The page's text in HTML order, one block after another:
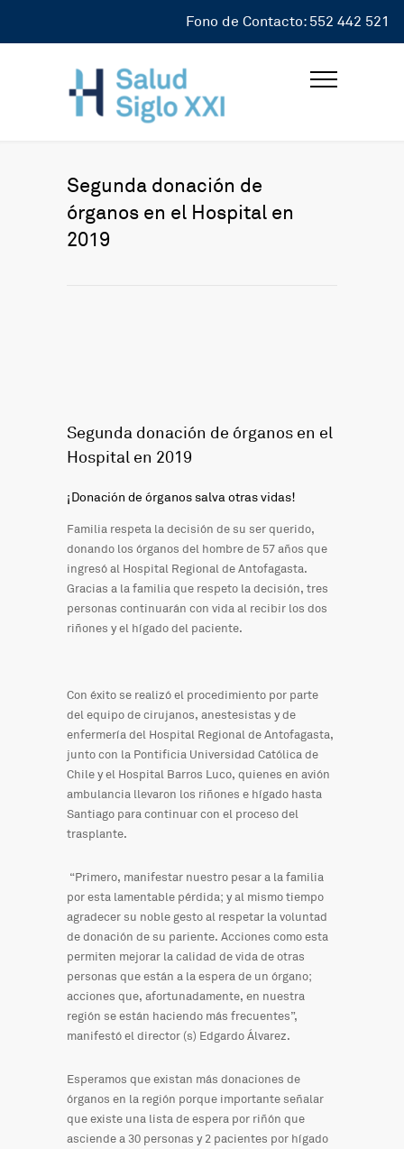
Fono de Contacto: 552 442 521
Segunda donación de
órganos en el Hospital en
2019
Segunda donación de órganos en el
Hospital en 2019
¡Donación de órganos salva otras vidas!
Familia respeta la decisión de su ser querido,
donando los órganos del hombre de 57 años que
ingresó al Hospital Regional de Antofagasta.
Gracias a la familia que respeto la decisión, tres
personas continuarán con vida al recibir los dos
riñones y el hígado del paciente.
Con éxito se realizó el procedimiento por parte
del equipo de cirujanos, anestesistas y de
enfermería del Hospital Regional de Antofagasta,
junto con la Pontificia Universidad Católica de
Chile y el Hospital Barros Luco, quienes en avión
ambulancia llevaron los riñones e hígado hasta
Santiago para continuar con el proceso del
trasplante.
“Primero, manifestar nuestro pesar a la familia
por esta lamentable pérdida; y al mismo tiempo
agradecer su noble gesto al respetar la voluntad
de donación de su pariente. Acciones como esta
permiten mejorar la calidad de vida de otras
personas que están a la espera de un órgano;
acciones que, afortunadamente, en nuestra
región se están haciendo más frecuentes”,
manifestó el director (s) Edgardo Álvarez.
Esperamos que existan más donaciones de
órganos en la región porque importante señalar
que existe una lista de espera por riñón que
asciende a 30 personas y 2 pacientes por hígado